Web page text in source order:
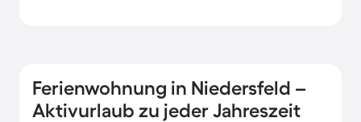
Ferienwohnung in Niedersfeld –
Aktivurlaub zu jeder Jahreszeit